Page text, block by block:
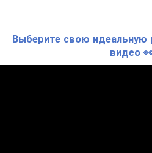
Выберите свою идеальную
видео